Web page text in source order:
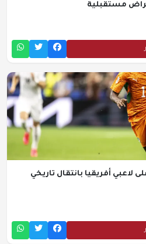
مستقبلية
لاعبي أفريقيا بانتقال تاريخي